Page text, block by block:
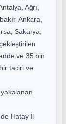
Antalya, Ağrı,
Ankara,
Sakarya,
ve 35 bin
taciri ve
Hatay İl